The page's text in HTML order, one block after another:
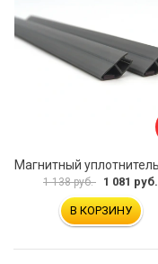
1 138 руб. 1 081 руб.
В КОРЗИНУ